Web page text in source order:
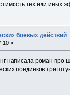
тех или иных
боевых действий
»
написала роман про
поединков три